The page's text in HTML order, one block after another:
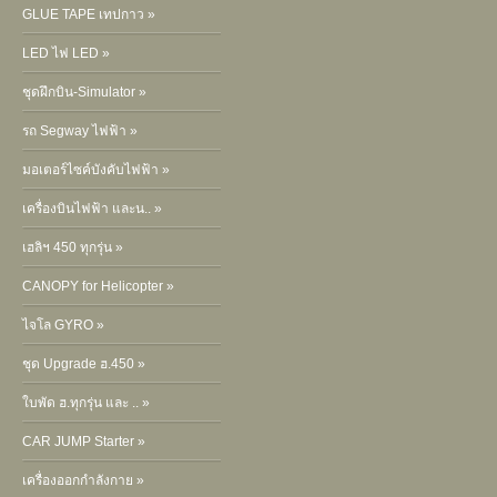
GLUE TAPE เทปกาว »
LED ไฟ LED »
ชุดฝึกบิน-Simulator »
รถ Segway ไฟฟ้า »
มอเตอร์ไซค์บังคับไฟฟ้า »
เครื่องบินไฟฟ้า และน.. »
เฮลิฯ 450 ทุกรุ่น »
CANOPY for Helicopter »
ไจโล GYRO »
ชุด Upgrade ฮ.450 »
ใบพัด ฮ.ทุกรุ่น และ .. »
CAR JUMP Starter »
เครื่องออกกำลังกาย »